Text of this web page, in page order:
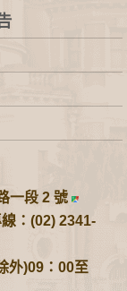
一段 2 號
：(02) 2341-
外)09：00至